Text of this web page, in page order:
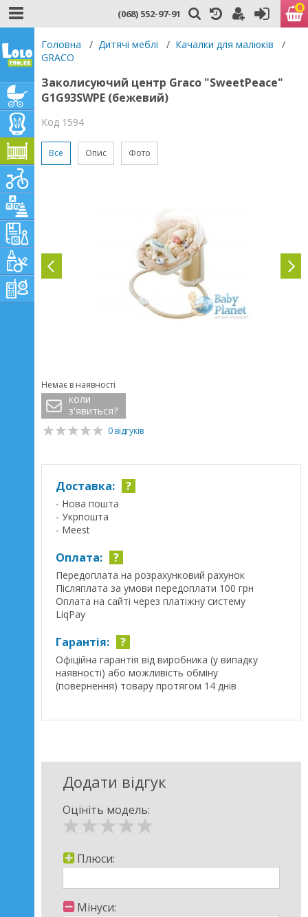
(068) 552-97-91 0
Головна / Дитячі меблі / Качалки для малюків
/
GRACO
Заколисуючий центр Graco "SweetPeace"
G1G93SWPE (бежевий)
Код 1594
Все Опис Фото
Немає в наявності
коли
з'явиться?
0 відгуків
Доставка: ?
- Нова пошта
- Укрпошта
- Meest
Оплата: ?
Передоплата на розрахунковий рахунок
Післяплата за умови передоплати 100 грн
Оплата на сайті через платіжну систему
LiqPay
Гарантія: ?
Офіційна гарантія від виробника (у випадку
наявності) або можливість обміну
(повернення) товару протягом 14 днів
Додати відгук
Оцініть модель:
Плюси:
Мінуси: